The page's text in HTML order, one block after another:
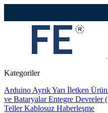
Kategoriler
Arduino Ayrık Yarı İletken
ve BataryalarEntegre Devreler
TellerKablosuz Haberleşme